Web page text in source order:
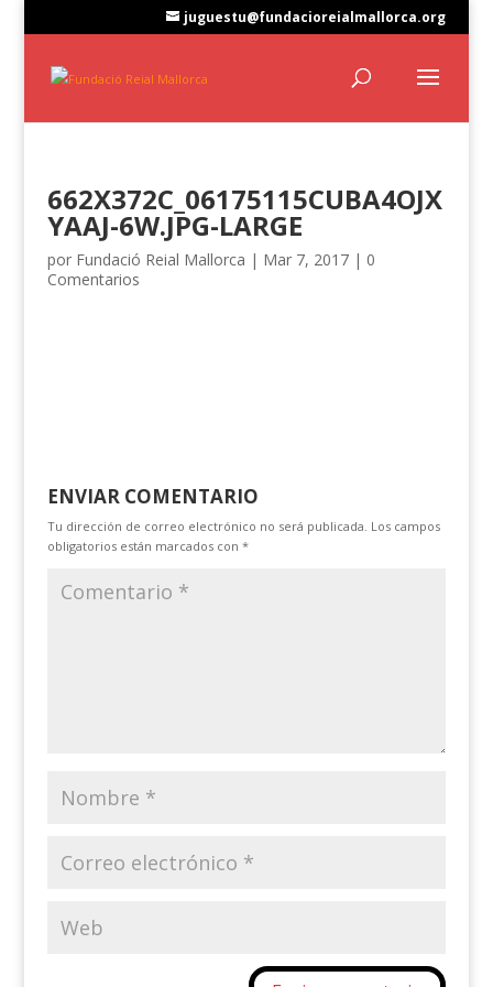
juguestu@fundacioreialmallorca.org
662X372C_06175115CUBA4OJX
YAAJ-6W.JPG-LARGE
por Fundació Reial Mallorca | Mar 7, 2017| 0
Comentarios
ENVIAR COMENTARIO
Tu dirección de correo electrónico no será publicada. Los campos
obligatorios están marcados con *